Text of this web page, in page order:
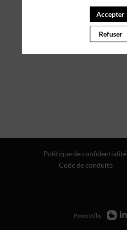
Politique de confidentialité
Code de conduite
Powered by
Accepter
Refuser